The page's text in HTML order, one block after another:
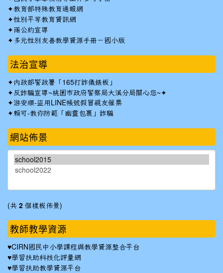
✦教育部特殊教育通報網
✦性別平等教育資訊網
✦兩公約宣導
✦ 多元性別友善教學資源手冊－國小版
法治宣導
✦ 內政部警政署「165打詐儀錶板」
✦反詐騙宣導~桃園市政府警察局大溪分局關心您~✦
✦游安順-盜用LINE帳號假冒親友催票
✦賴可-教你防範「幽靈包裹」詐騙
網站佈景
(共 2 個樣板佈景)
教師教學資源
♥CIRN國民中小學課程與教學資源整合平台
♥學習扶助科技化評量網
♥學習扶助教學資源平台